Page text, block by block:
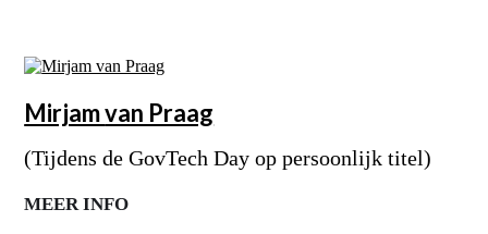
Mirjamvan Praag
(Tijdens de GovTech Day op persoonlijk titel)
MEER INFO